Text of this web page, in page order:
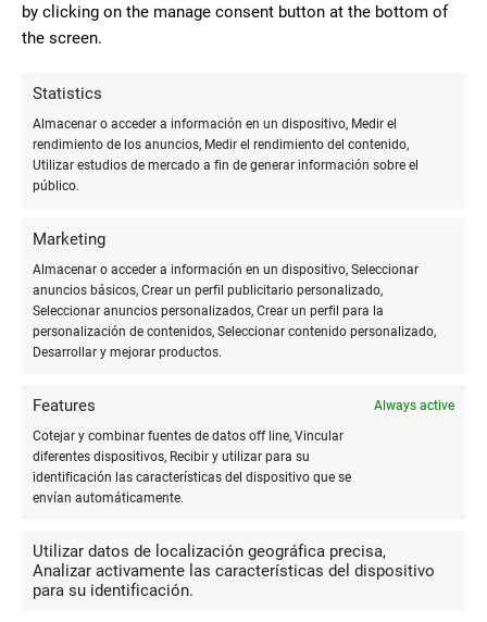
by clicking on the manage consent button at the bottom of
the screen.
Statistics
Almacenar o acceder a información en un dispositivo, Medir el
rendimiento de los anuncios, Medir el rendimiento del contenido,
Utilizar estudios de mercado a fin de generar información sobre el
público.
Marketing
Almacenar o acceder a información en un dispositivo, Seleccionar
anuncios básicos, Crear un perfil publicitario personalizado,
Seleccionar anuncios personalizados, Crear un perfil para la
personalización de contenidos, Seleccionar contenido personalizado,
Desarrollar y mejorar productos.
Features
Always active
Cotejar y combinar fuentes de datos off line, Vincular
diferentes dispositivos, Recibir y utilizar para su
identificación las características del dispositivo que se
envían automáticamente.
Utilizar datos de localización geográfica precisa,
Analizar activamente las características del dispositivo
para su identificación.
Cinta De La
Villa Gil
10
de papelería,trabajos de impresión,
regalos. Tiene una excelente relación
calidad precio y la atención personalizada es magnífica. Muy
Servicio de papeleria y copisteria
excepcional en pleno centro de Huelva.
Carola Martin
Silva
protocolo y rapidez en el servicio.
Amplia variedad de productos y útiles